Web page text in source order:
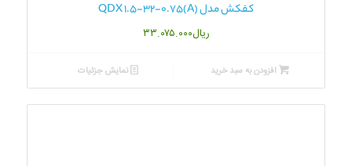
کفکش مدل QDX 1.5-32-0.75(A)
ریال۳۳.۰۷۵.۰۰۰
افزودن به سبد خرید نمایش جزئیات